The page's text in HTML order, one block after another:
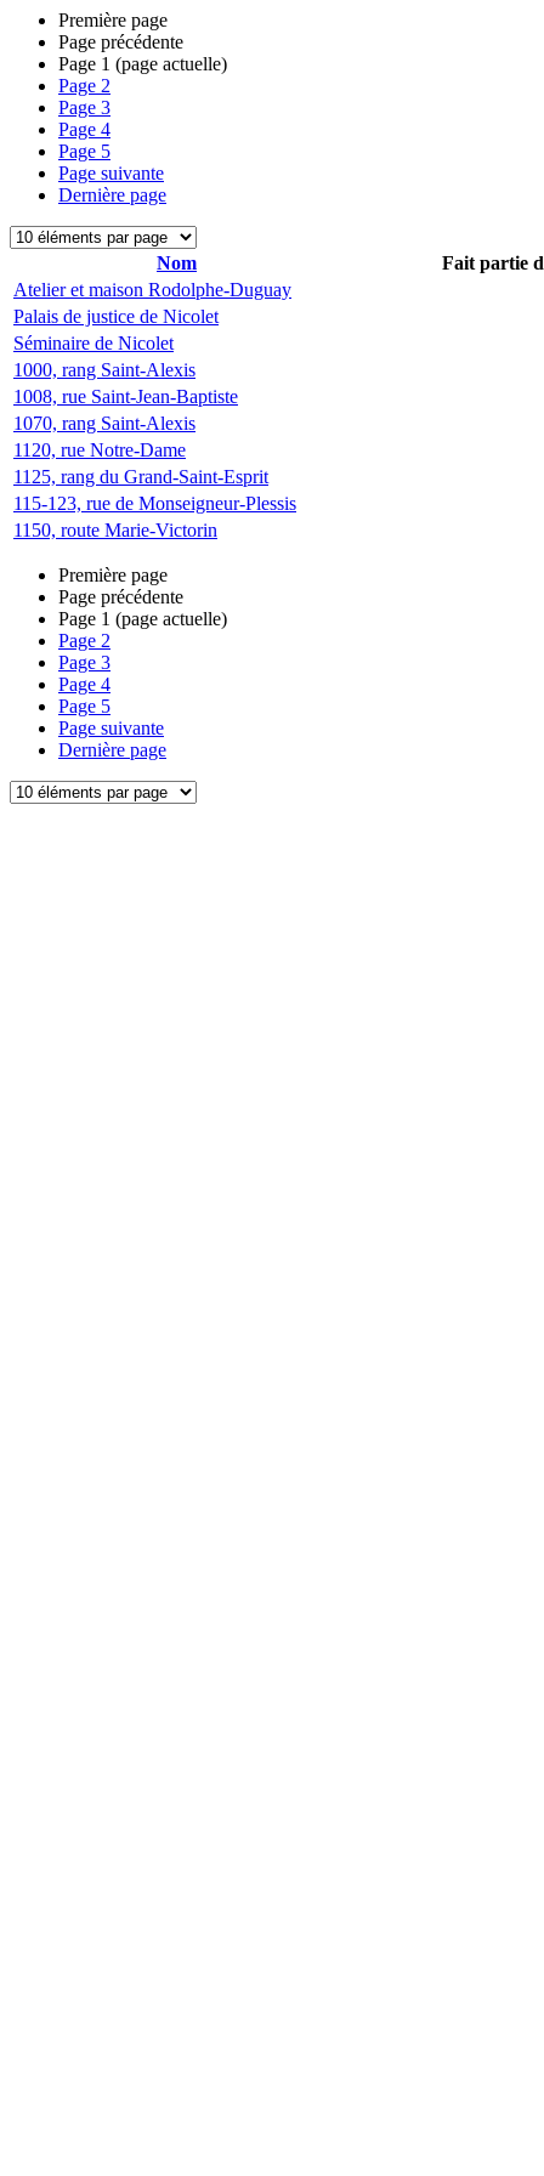
Première page
Page précédente
Page 1 (page actuelle)
Page 2
Page 3
Page 4
Page 5
Page suivante
Dernière page
Nom
Fait partie
Atelier et maison Rodolphe-Duguay
Palais de justice de Nicolet
Séminaire de Nicolet
1000, rang Saint-Alexis
1008, rue Saint-Jean-Baptiste
1070, rang Saint-Alexis
1120, rue Notre-Dame
1125, rang du Grand-Saint-Esprit
115-123, rue de Monseigneur-Plessis
1150, route Marie-Victorin
Première page
Page précédente
Page 1 (page actuelle)
Page 2
Page 3
Page 4
Page 5
Page suivante
Dernière page